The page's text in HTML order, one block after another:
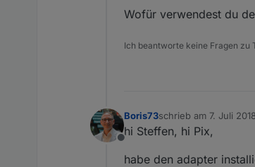
Wofür verwendest du
Ich beantworte keine Fragen zu
Offline
Boris73schrieb am 7. Juli
zuletzt editiert von
hi Steffen, hi Pix,
habe den adapter